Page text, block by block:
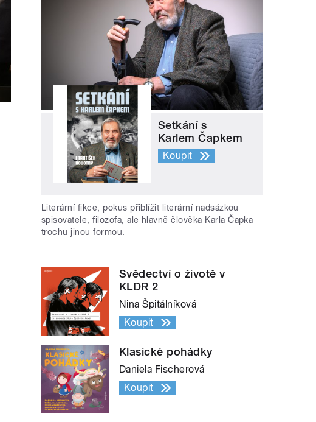
Setkání s
Karlem Čapkem
Koupit
Literární fikce, pokus přiblížit literární nadsázkou
spisovatele, filozofa, ale hlavně člověka Karla Čapka
trochu jinou formou.
Svědectví o životě v
KLDR 2
Nina Špitálníková
Koupit
Klasické pohádky
Daniela Fischerová
Koupit